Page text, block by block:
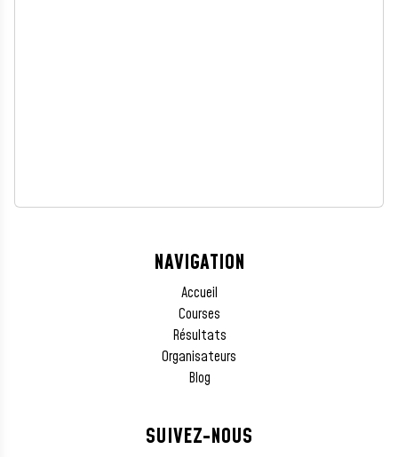
NAVIGATION
Accueil
Courses
Résultats
Organisateurs
Blog
SUIVEZ-NOUS